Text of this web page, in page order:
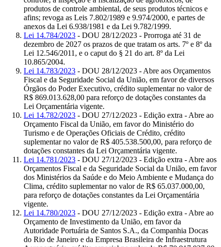
produtos de controle ambiental, de seus produtos técnicos e
afins; revoga as Leis 7.802/1989 e 9.974/2000, e partes de
anexos da Lei 6.938/1981 e da Lei 9.782/1999.
Lei 14.784/2023 - DOU 28/12/2023 - Prorroga até 31 de
dezembro de 2027 os prazos de que tratam os arts. 7º e 8º da
Lei 12.546/2011, e o caput do § 21 do art. 8º da Lei
10.865/2004.
Lei 14.783/2023 - DOU 28/12/2023 - Abre aos Orçamentos
Fiscal e da Seguridade Social da União, em favor de diversos
Órgãos do Poder Executivo, crédito suplementar no valor de
R$ 869.013.628,00 para reforço de dotações constantes da
Lei Orçamentária vigente.
Lei 14.782/2023 - DOU 27/12/2023 - Edição extra - Abre ao
Orçamento Fiscal da União, em favor do Ministério do
Turismo e de Operações Oficiais de Crédito, crédito
suplementar no valor de R$ 405.538.500,00, para reforço de
dotações constantes da Lei Orçamentária vigente.
Lei 14.781/2023 - DOU 27/12/2023 - Edição extra - Abre aos
Orçamentos Fiscal e da Seguridade Social da União, em favor
dos Ministérios da Saúde e do Meio Ambiente e Mudança do
Clima, crédito suplementar no valor de R$ 65.037.000,00,
para reforço de dotações constantes da Lei Orçamentária
vigente.
Lei 14.780/2023 - DOU 27/12/2023 - Edição extra - Abre ao
Orçamento de Investimento da União, em favor da
Autoridade Portuária de Santos S.A., da Companhia Docas
do Rio de Janeiro e da Empresa Brasileira de Infraestrutura